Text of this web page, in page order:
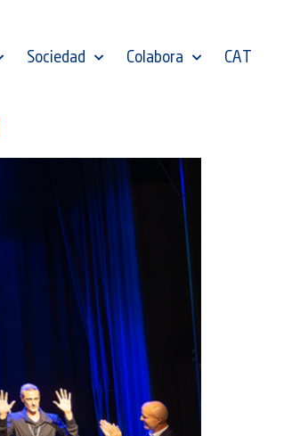
Sociedad Colabora CAT